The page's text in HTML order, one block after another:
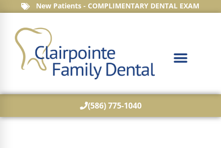
New Patients - COMPLIMENTARY DENTAL EXAM
(586) 775-1040